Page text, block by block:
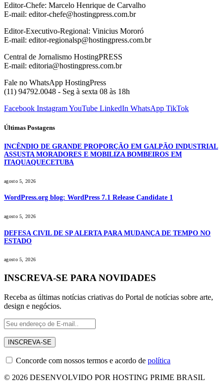
Editor-Chefe: Marcelo Henrique de Carvalho
E-mail: editor-chefe@hostingpress.com.br
Editor-Executivo-Regional: Vinicius Mororó
E-mail: editor-regionalsp@hostingpress.com.br
Central de Jornalismo HostingPRESS
E-mail: editoria@hostingpress.com.br
Fale no WhatsApp HostingPress
(11) 94792.0048 - Seg à sexta 08 às 18h
Facebook InstagramYouTube LinkedIn WhatsApp TikTok
Últimas Postagens
INCÊNDIO DE GRANDE PROPORÇÃO EM GALPÃO INDUSTRIAL
ASSUSTA MORADORES E MOBILIZA BOMBEIROS EM
ITAQUAQUECETUBA
agosto 5, 2026
WordPress.org blog: WordPress 7.1 Release Candidate 1
agosto 5, 2026
DEFESA CIVIL DE SP ALERTA PARA MUDANÇA DE TEMPO NO
ESTADO
agosto 5, 2026
INSCREVA-SE PARA NOVIDADES
Receba as últimas notícias criativas do Portal de notícias sobre arte,
design e negócios.
Concorde com nossos termos e acordo de política
© 2026 DESENVOLVIDO POR HOSTING PRIME BRASIL